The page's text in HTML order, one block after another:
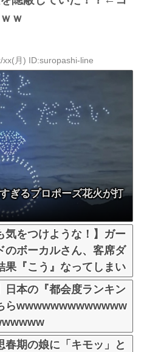
ｗ
月) ID:suropashi-line
ぎるプロポーズ花火が打
気をつけような！】ガー
のボーカルさん、客席ダ
果『こう』なってしまい
明してしまう…
日本の『都会度ランキン
らwwwwwwwwwwwww
春期の娘に「キモッ」と